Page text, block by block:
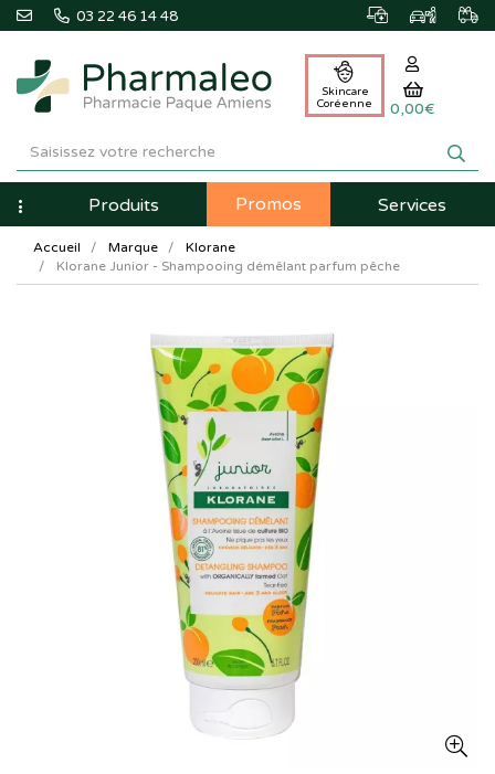
03 22 46 14 48
Pharmaleo
Pharmacie
Paque
Amiens
Skincare
Coréenne
0,00€
NavigationProduits Promos Services
Accueil Marque
Klorane
Klorane Junior - Shampooing démêlant parfum pêche